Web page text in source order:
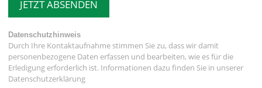
JETZT ABSENDEN
Datenschutzhinweis
Durch Ihre Kontaktaufnahme stimmen Sie zu, dass wir damit
personenbezogene Daten erfassen und bearbeiten, wie es für die
Erledigung erforderlich ist. Informationen dazu finden Sie in unserer
Datenschutzerklärung